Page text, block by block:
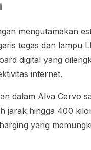
mengutamakan
tegas dan lampu
digital yang
internet.
dalam Alva Cervo
jarak hingga 400
yang